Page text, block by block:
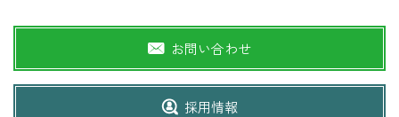
お問い合わせ
採用情報